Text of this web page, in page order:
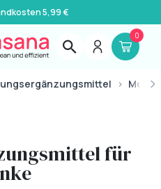
5,99 €
0
›
für